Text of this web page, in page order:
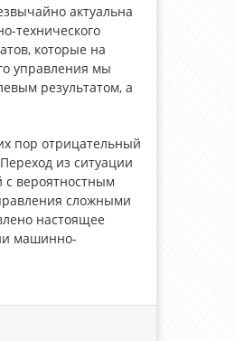
актуальна
технического
которые на
управления мы
результатом, а
пор отрицательный
из ситуации
с вероятностным
сложными
настоящее
машинно-